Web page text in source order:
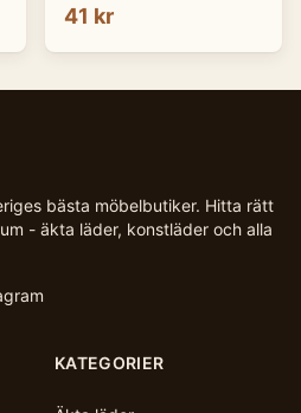
41 kr
bästa möbelbutiker. Hitta rätt
- äkta läder, konstläder och alla
KATEGORIER